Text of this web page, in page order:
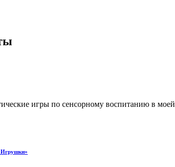
игры по сенсорному воспитанию в